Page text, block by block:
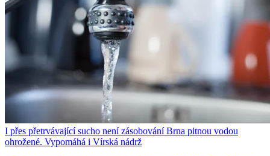
I přes přetrvávající sucho není zásobování Brna pitnou vodou
ohrožené. Vypomáhá i Vírská nádrž